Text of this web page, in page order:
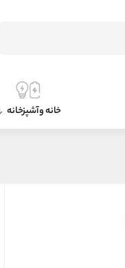
خانه و آشپزخانه